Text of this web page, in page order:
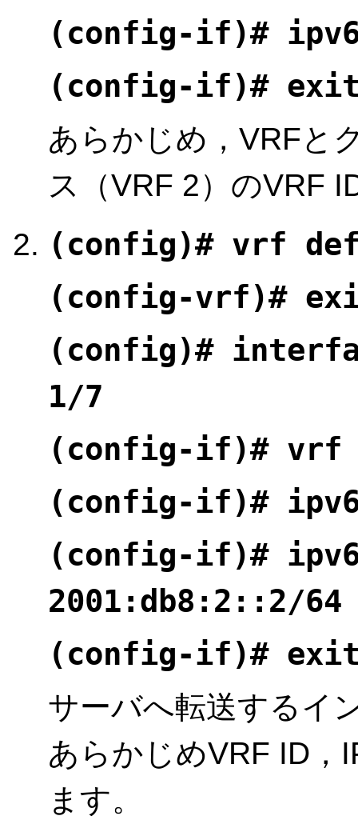
(config-if)# ipv6
(config-if)#
あらかじめ，VRFと
ス（VRF 2）のVRF
(config)# vrf
(config-vrf)#
(config)#
1/7
(config-if)# vrf
(config-if)# ipv6
(config-if)# ipv6
2001:db8:2::2/64
(config-if)#
サーバへ転送するイ
あらかじめVRF ID，
ます。